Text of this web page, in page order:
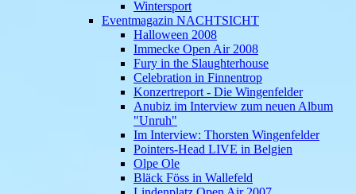
Wintersport
Eventmagazin NACHTSICHT
Halloween 2008
Immecke Open Air 2008
Fury in the Slaughterhouse
Celebration in Finnentrop
Konzertreport - Die Wingenfelder
Anubiz im Interview zum neuen Album
"Unruh"
Im Interview: Thorsten Wingenfelder
Pointers-Head LIVE in Belgien
Olpe Ole
Bläck Föss in Wallefeld